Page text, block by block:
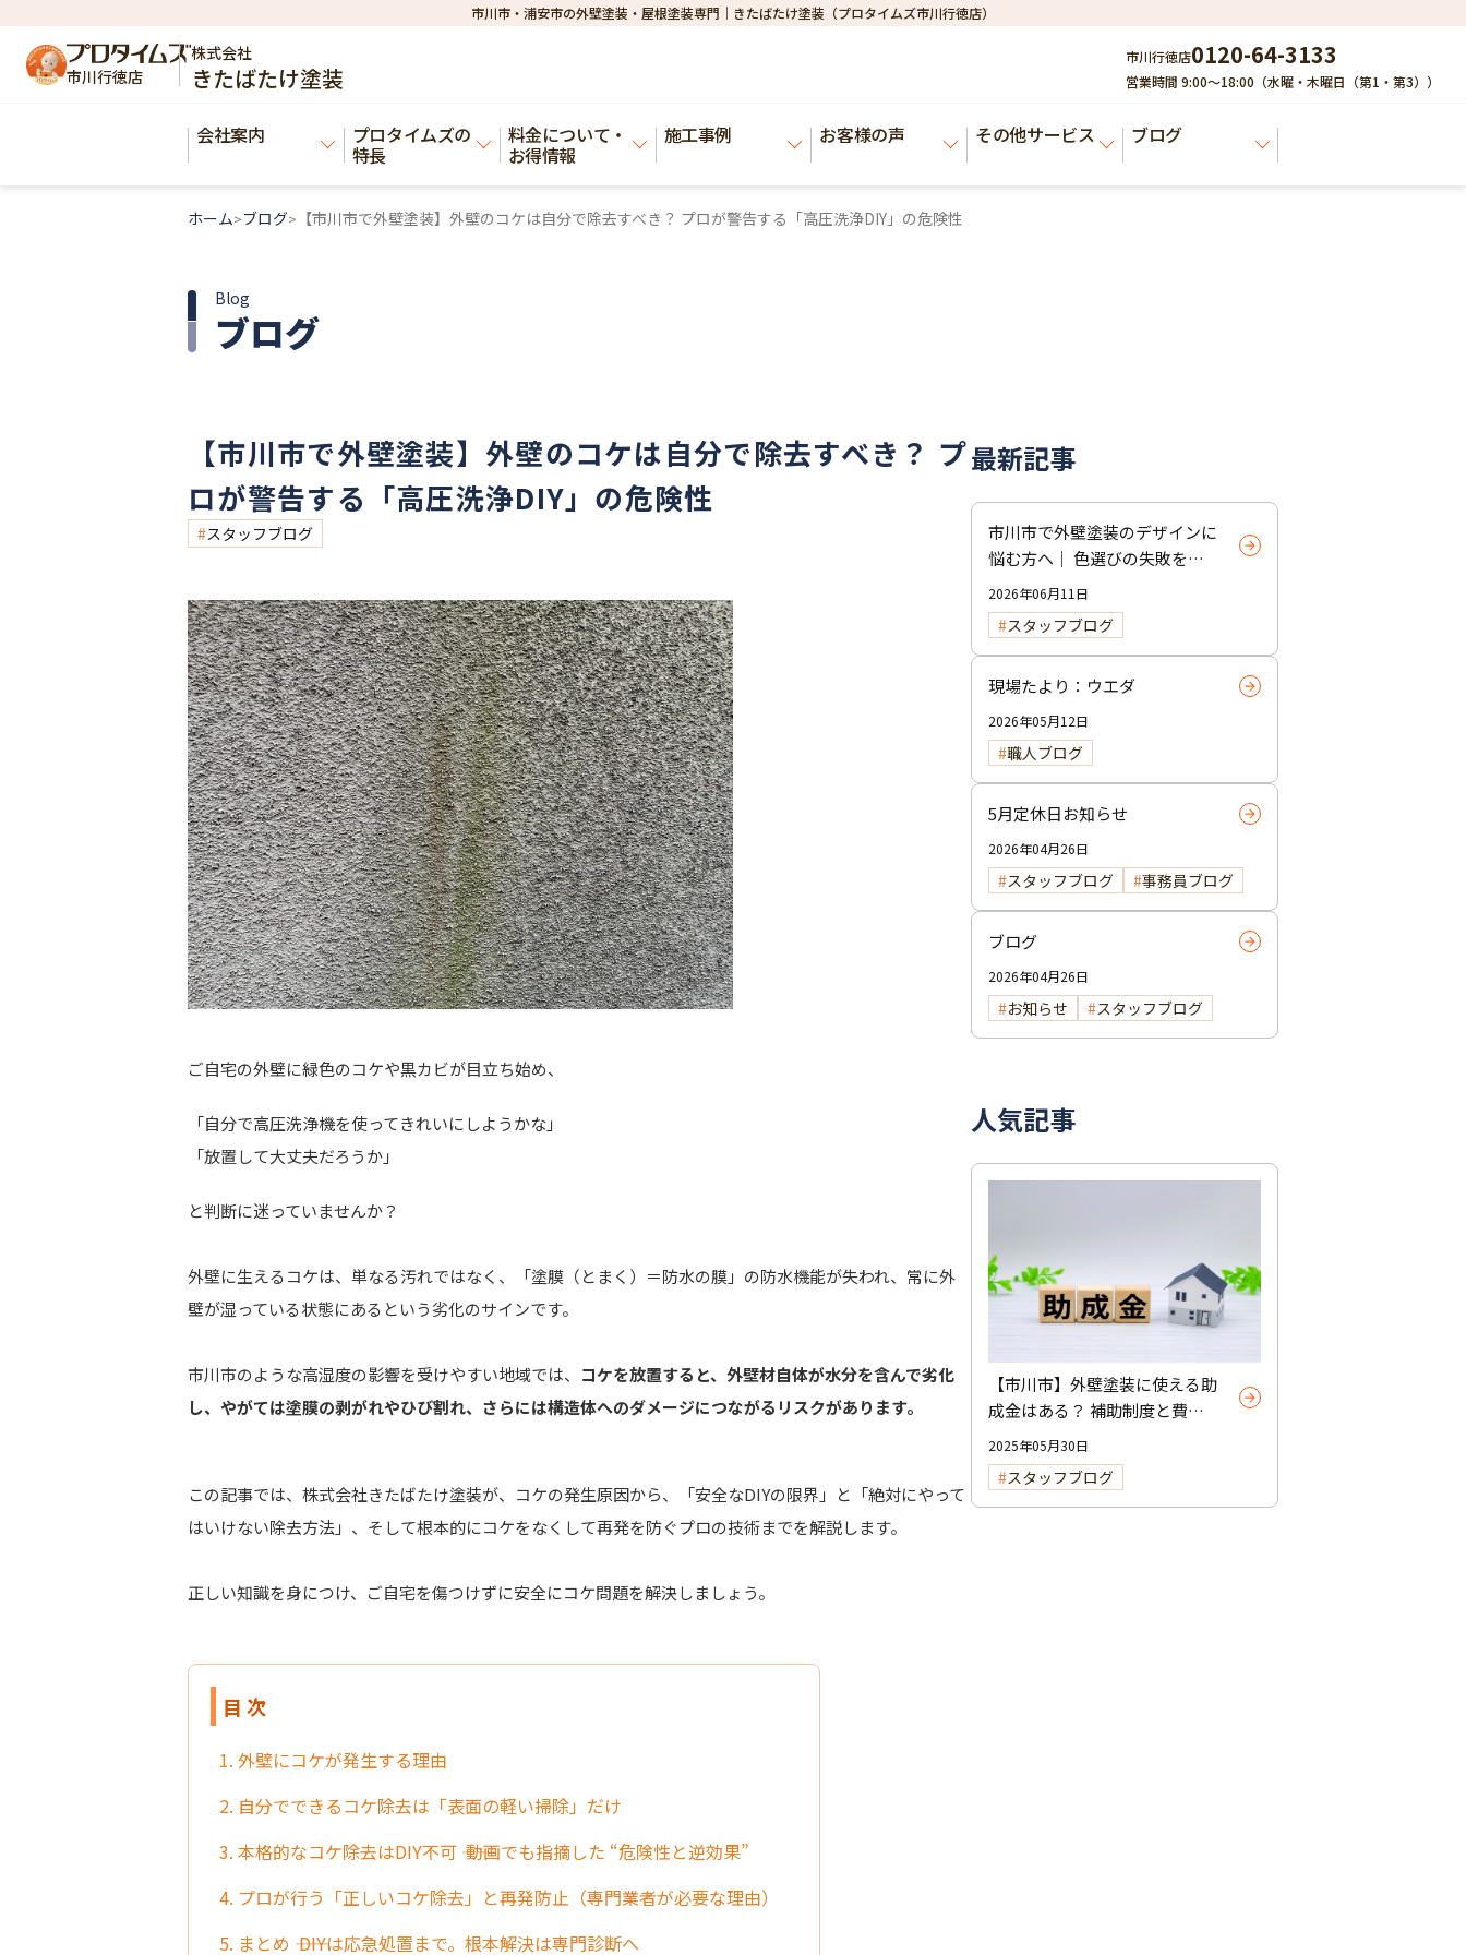
市川市・浦安市の外壁塗装・屋根塗装専門｜きたばたけ塗装（プロタイムズ市川行徳店）
市川行徳店
株式会社
きたばたけ塗装
市川行徳店0120-64-3133
営業時間 9:00～18:00（水曜・木曜日（第1・第3））
会社案内 プロタイムズの
特長
料金について・
お得情報
施工事例 お客様の声 その他サービス ブログ
ホーム>ブログ> 【市川市で外壁塗装】外壁のコケは自分で除去すべき？ プロが警告する「高圧洗浄DIY」の危険性
ブログ
Blog
【市川市で外壁塗装】外壁のコケは自分で除去すべき？ プ
ロが警告する「高圧洗浄DIY」の危険性
スタッフブログ
ご自宅の外壁に緑色のコケや黒カビが目立ち始め、
「自分で高圧洗浄機を使ってきれいにしようかな」
「放置して大丈夫だろうか」
と判断に迷っていませんか？
外壁に生えるコケは、単なる汚れではなく、「塗膜（とまく）＝防水の膜」の防水機能が失われ、常に外
壁が湿っている状態にあるという劣化のサインです。
市川市のような高湿度の影響を受けやすい地域では、 コケを放置すると、外壁材自体が水分を含んで劣化
し、やがては塗膜の剥がれやひび割れ、さらには構造体へのダメージにつながるリスクがあります。
この記事では、株式会社きたばたけ塗装が、コケの発生原因から、「安全なDIYの限界」と「絶対にやって
はいけない除去方法」、そして根本的にコケをなくして再発を防ぐプロの技術までを解説します。
正しい知識を身につけ、ご自宅を傷つけずに安全にコケ問題を解決しましょう。
目 次
1. 外壁にコケが発生する理由
2. 自分でできるコケ除去は「表面の軽い掃除」だけ
3. 本格的なコケ除去はDIY不可 ―― 動画でも指摘した “危険性と逆効果”
4. プロが行う「正しいコケ除去」と再発防止（専門業者が必要な理由）
5. まとめ ―― DIYは応急処置まで。根本解決は専門診断へ
最新記事
市川市で外壁塗装のデザインに
悩む方へ｜ 色選びの失敗を防
ぐポイント
2026年06月11日
スタッフブログ
現場たより：ウエダ
2026年05月12日
職人ブログ
5月定休日お知らせ
2026年04月26日
スタッフブログ 事務員ブログ
ブログ
2026年04月26日
お知らせ スタッフブログ
人気記事
【市川市】外壁塗装に使える助
成金はある？ 補助制度と費用
を抑えるコツを紹介
2025年05月30日
スタッフブログ